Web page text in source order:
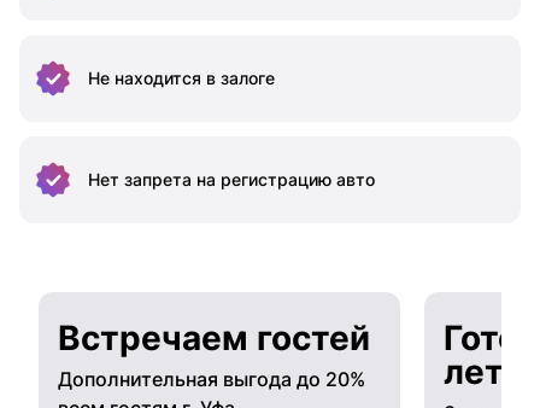
Не находится в залоге
Нет запрета на регистрацию авто
Встречаем гостей
Дополнительная выгода до 20%